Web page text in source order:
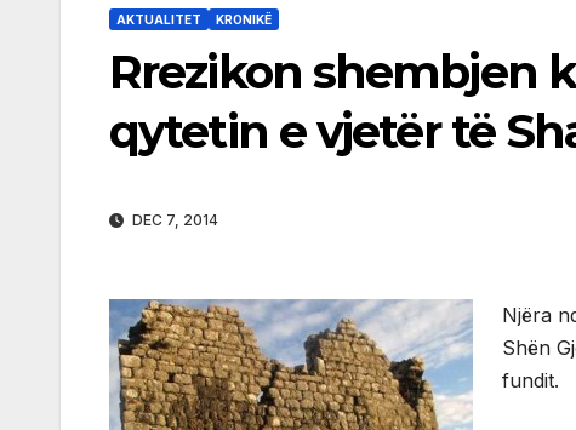
AKTUALITET KRONIKË
Rrezikon shembjen
qytetin e vjetër të
DEC 7, 2014
Njëra
Shën
fundit.